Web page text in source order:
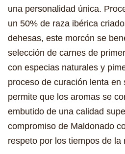
una personalidad única.
un 50% de raza ibérica
dehesas, este morcón se
selección de carnes de
con especias naturales y
proceso de curación lenta en
permite que los aromas se
embutido de una calidad
compromiso de Maldonado
respeto por los tiempos de la